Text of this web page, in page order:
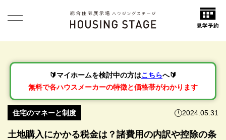
🔰マイホームを検討中の方はこちらへ🔰
無料で各ハウスメーカーの特徴と価格帯がわかります
住宅のマネーと制度 2024.05.31
土地購入にかかる税金は？諸費用の内訳や控除の条